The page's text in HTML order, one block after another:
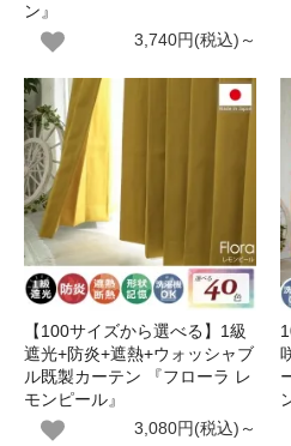
ン』
3,740円(税込)～
【100サイズから選べる】1級
遮光+防炎+遮熱+ウォッシャブ
ル既製カーテン 『フローラ レ
モンピール』
3,080円(税込)～